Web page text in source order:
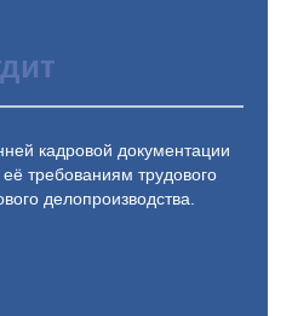
кадровой документации
требованиям трудового
делопроизводства.